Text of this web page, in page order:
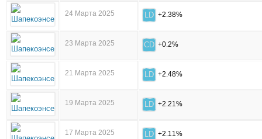
24 Марта 2025 LD +2.38%
23 Марта 2025 CD +0.2%
21 Марта 2025 LD +2.48%
19 Марта 2025 LD +2.21%
17 Марта 2025 LD +2.11%